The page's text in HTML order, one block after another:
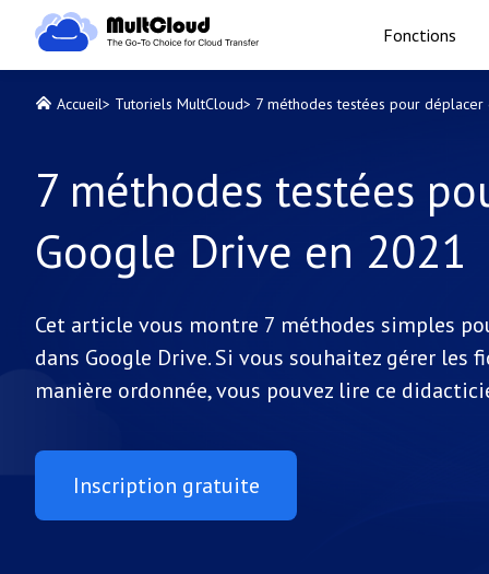
Fonctions
Accueil> Tutoriels MultCloud> 7 méthodes testées pour
7 méthodes testées
Google Drive en 2021
Cet article vous montre 7 méthodes simples
dans Google Drive. Si vous souhaitez gérer les
manière ordonnée, vous pouvez lire ce
Inscription gratuite